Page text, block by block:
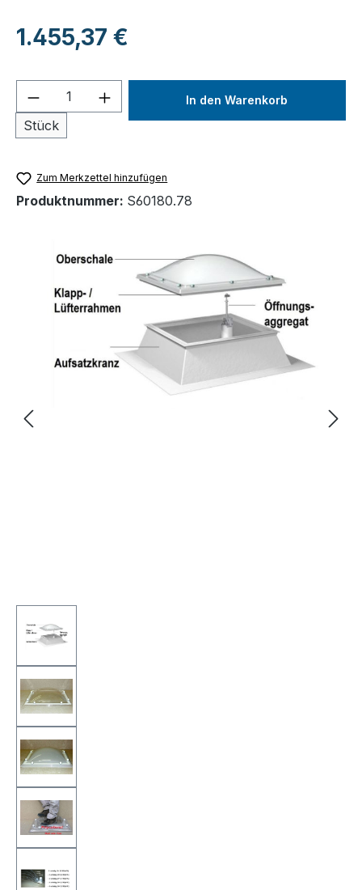
Regulärer Preis:
1.455,37 €
Produkt Anzahl: Gib den
Stück
In den Warenkorb
Zum Merkzettel hinzufügen
Produktnummer: S60180.78